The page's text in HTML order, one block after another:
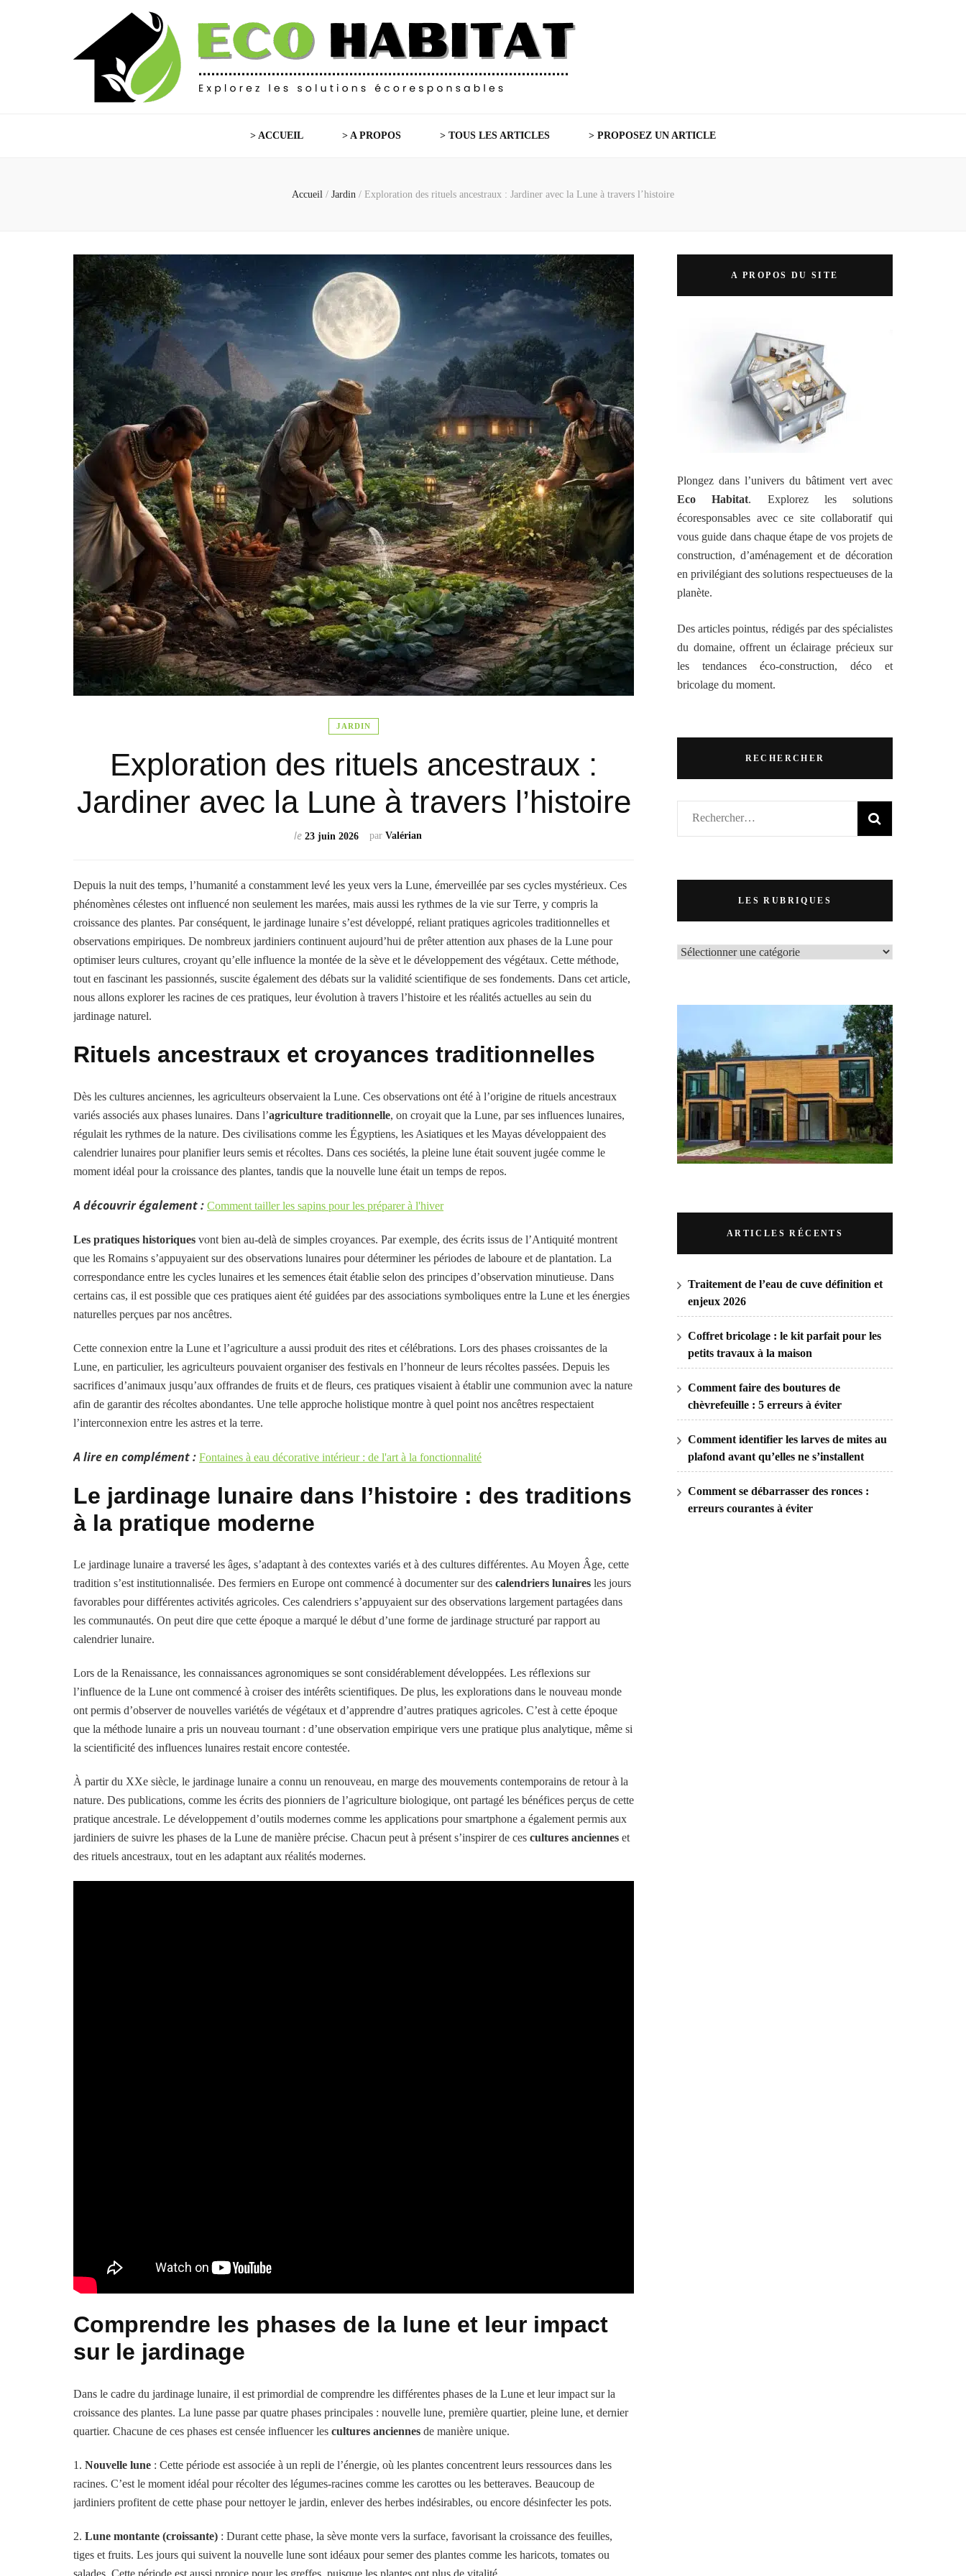
Eco Habitat
> ACCUEIL > A PROPOS > TOUS LES ARTICLES > PROPOSEZ UN ARTICLE
Accueil / Jardin / Exploration des rituels ancestraux : Jardiner avec la Lune à travers l’histoire
JARDIN
Exploration des rituels ancestraux :
Jardiner avec la Lune à travers l’histoire
par Valérian
le 23 juin 2026
Depuis la nuit des temps, l’humanité a constamment levé les yeux vers la Lune, émerveillée par ses cycles mystérieux. Ces
phénomènes célestes ont influencé non seulement les marées, mais aussi les rythmes de la vie sur Terre, y compris la
croissance des plantes. Par conséquent, le jardinage lunaire s’est développé, reliant pratiques agricoles traditionnelles et
observations empiriques. De nombreux jardiniers continuent aujourd’hui de prêter attention aux phases de la Lune pour
optimiser leurs cultures, croyant qu’elle influence la montée de la sève et le développement des végétaux. Cette méthode,
tout en fascinant les passionnés, suscite également des débats sur la validité scientifique de ses fondements. Dans cet article,
nous allons explorer les racines de ces pratiques, leur évolution à travers l’histoire et les réalités actuelles au sein du
jardinage naturel.
Rituels ancestraux et croyances traditionnelles
Dès les cultures anciennes, les agriculteurs observaient la Lune. Ces observations ont été à l’origine de rituels ancestraux
variés associés aux phases lunaires. Dans l’agriculture traditionnelle, on croyait que la Lune, par ses influences lunaires,
régulait les rythmes de la nature. Des civilisations comme les Égyptiens, les Asiatiques et les Mayas développaient des
calendrier lunaires pour planifier leurs semis et récoltes. Dans ces sociétés, la pleine lune était souvent jugée comme le
moment idéal pour la croissance des plantes, tandis que la nouvelle lune était un temps de repos.
A découvrir également : Comment tailler les sapins pour les préparer à l'hiver
Les pratiques historiques vont bien au-delà de simples croyances. Par exemple, des écrits issus de l’Antiquité montrent
que les Romains s’appuyaient sur des observations lunaires pour déterminer les périodes de laboure et de plantation. La
correspondance entre les cycles lunaires et les semences était établie selon des principes d’observation minutieuse. Dans
certains cas, il est possible que ces pratiques aient été guidées par des associations symboliques entre la Lune et les énergies
naturelles perçues par nos ancêtres.
Cette connexion entre la Lune et l’agriculture a aussi produit des rites et célébrations. Lors des phases croissantes de la
Lune, en particulier, les agriculteurs pouvaient organiser des festivals en l’honneur de leurs récoltes passées. Depuis les
sacrifices d’animaux jusqu’aux offrandes de fruits et de fleurs, ces pratiques visaient à établir une communion avec la nature
afin de garantir des récoltes abondantes. Une telle approche holistique montre à quel point nos ancêtres respectaient
l’interconnexion entre les astres et la terre.
A lire en complément : Fontaines à eau décorative intérieur : de l'art à la fonctionnalité
Le jardinage lunaire dans l’histoire : des traditions
à la pratique moderne
Le jardinage lunaire a traversé les âges, s’adaptant à des contextes variés et à des cultures différentes. Au Moyen Âge, cette
tradition s’est institutionnalisée. Des fermiers en Europe ont commencé à documenter sur des calendriers lunaires les jours
favorables pour différentes activités agricoles. Ces calendriers s’appuyaient sur des observations largement partagées dans
les communautés. On peut dire que cette époque a marqué le début d’une forme de jardinage structuré par rapport au
calendrier lunaire.
Lors de la Renaissance, les connaissances agronomiques se sont considérablement développées. Les réflexions sur
l’influence de la Lune ont commencé à croiser des intérêts scientifiques. De plus, les explorations dans le nouveau monde
ont permis d’observer de nouvelles variétés de végétaux et d’apprendre d’autres pratiques agricoles. C’est à cette époque
que la méthode lunaire a pris un nouveau tournant : d’une observation empirique vers une pratique plus analytique, même si
la scientificité des influences lunaires restait encore contestée.
À partir du XXe siècle, le jardinage lunaire a connu un renouveau, en marge des mouvements contemporains de retour à la
nature. Des publications, comme les écrits des pionniers de l’agriculture biologique, ont partagé les bénéfices perçus de cette
pratique ancestrale. Le développement d’outils modernes comme les applications pour smartphone a également permis aux
jardiniers de suivre les phases de la Lune de manière précise. Chacun peut à présent s’inspirer de ces cultures anciennes et
des rituels ancestraux, tout en les adaptant aux réalités modernes.
Comprendre les phases de la lune et leur impact
sur le jardinage
Dans le cadre du jardinage lunaire, il est primordial de comprendre les différentes phases de la Lune et leur impact sur la
croissance des plantes. La lune passe par quatre phases principales : nouvelle lune, première quartier, pleine lune, et dernier
quartier. Chacune de ces phases est censée influencer les cultures anciennes de manière unique.
1. Nouvelle lune : Cette période est associée à un repli de l’énergie, où les plantes concentrent leurs ressources dans les
racines. C’est le moment idéal pour récolter des légumes-racines comme les carottes ou les betteraves. Beaucoup de
jardiniers profitent de cette phase pour nettoyer le jardin, enlever des herbes indésirables, ou encore désinfecter les pots.
2. Lune montante (croissante) : Durant cette phase, la sève monte vers la surface, favorisant la croissance des feuilles,
tiges et fruits. Les jours qui suivent la nouvelle lune sont idéaux pour semer des plantes comme les haricots, tomates ou
salades. Cette période est aussi propice pour les greffes, puisque les plantes ont plus de vitalité.
A PROPOS DU SITE
Plongez dans l’univers du bâtiment vert avec
Eco Habitat. Explorez les solutions
écoresponsables avec ce site collaboratif qui
vous guide dans chaque étape de vos projets de
construction, d’aménagement et de décoration
en privilégiant des solutions respectueuses de la
planète.
Des articles pointus, rédigés par des spécialistes
du domaine, offrent un éclairage précieux sur
les tendances éco-construction, déco et
bricolage du moment.
RECHERCHER
Rechercher :
LES RUBRIQUES
LES
ARTICLES RÉCENTS
Traitement de l’eau de cuve définition et
enjeux 2026
Coffret bricolage : le kit parfait pour les
petits travaux à la maison
Comment faire des boutures de
chèvrefeuille : 5 erreurs à éviter
Comment identifier les larves de mites au
plafond avant qu’elles ne s’installent
Comment se débarrasser des ronces :
erreurs courantes à éviter